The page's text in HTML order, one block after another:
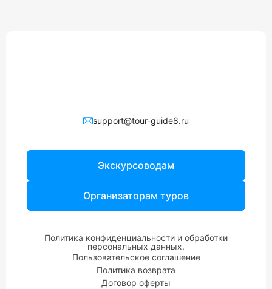
support@tour-guide8.ru
Экскурсоводам
Организаторам туров
Политика конфиденциальности и обработки
персональных данных.
Пользовательское соглашение
Политика возврата
Договор оферты